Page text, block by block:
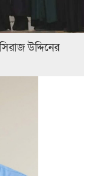
উদ্দিনের